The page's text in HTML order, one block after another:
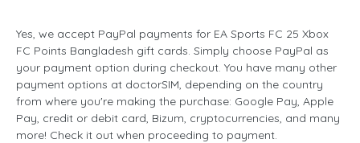
Yes, we accept PayPal payments for EA Sports FC 25 Xbox
FC Points Bangladesh gift cards. Simply choose PayPal as
your payment option during checkout. You have many other
payment options at doctorSIM, depending on the country
from where you're making the purchase: Google Pay, Apple
Pay, credit or debit card, Bizum, cryptocurrencies, and many
more! Check it out when proceeding to payment.